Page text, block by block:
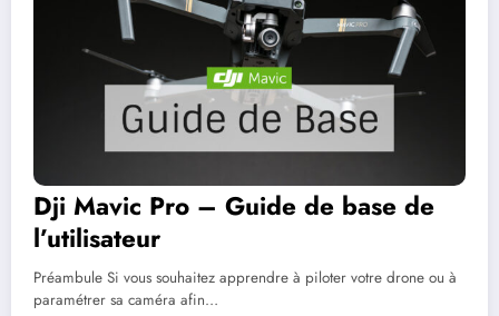
Dji Mavic Pro – Guide de base de
l’utilisateur
Préambule Si vous souhaitez apprendre à piloter votre drone ou à
paramétrer sa caméra afin…